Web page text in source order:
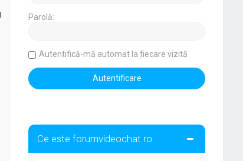
Parolă:
Autentifică-mă automat la fiecare vizită
Ce este forumvideochat.ro